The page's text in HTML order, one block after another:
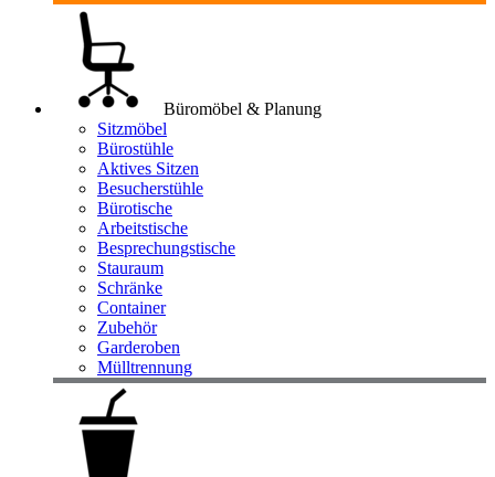
Büromöbel & Planung
Sitzmöbel
Bürostühle
Aktives Sitzen
Besucherstühle
Bürotische
Arbeitstische
Besprechungstische
Stauraum
Schränke
Container
Zubehör
Garderoben
Mülltrennung